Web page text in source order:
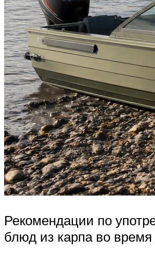
Рекомендации по
блюд из карпа во